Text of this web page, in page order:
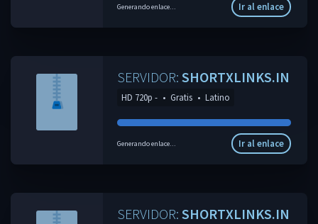
Generando enlace... Ir al enlace
SERVIDOR: SHORTXLINKS.IN
HD 720p - • Gratis • Latino
Generando enlace... Ir al enlace
SERVIDOR: SHORTXLINKS.IN